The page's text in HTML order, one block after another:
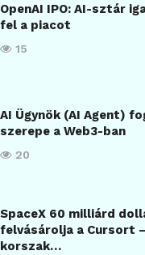
OpenAI IPO: AI-sztár
fel a piacot
15
AI Ügynök (AI Agent)
szerepe a Web3-ban
20
SpaceX 60 milliárd
felvásárolja a Cursort
korszak…